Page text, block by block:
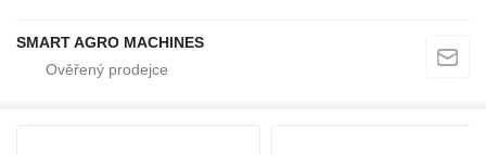
SMART AGRO MACHINES